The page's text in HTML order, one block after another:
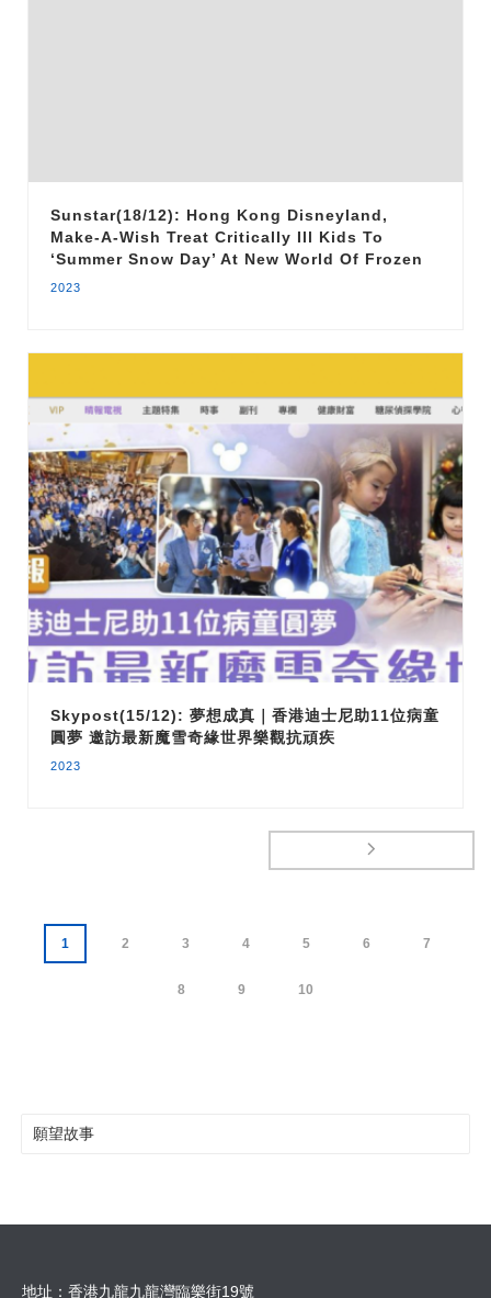
Sunstar(18/12): Hong Kong Disneyland,
Make-A-Wish Treat Critically Ill Kids To
‘Summer Snow Day’ At New World Of Frozen
2023
Skypost(15/12): 夢想成真｜香港迪士尼助11位病童
圓夢 邀訪最新魔雪奇緣世界樂觀抗頑疾
2023
1 2 3 4 5 6 7
8 9 10
願望故事
地址：香港九龍九龍灣臨樂街19號